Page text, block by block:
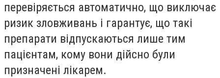
перевіряється автоматично, що виключає
ризик зловживань і гарантує, що такі
препарати відпускаються лише тим
пацієнтам, кому вони дійсно були
призначені лікарем.